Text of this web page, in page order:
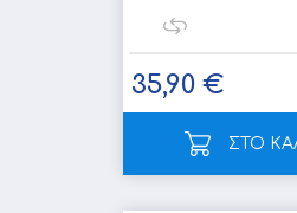
35,90 €
ΣΤΟ